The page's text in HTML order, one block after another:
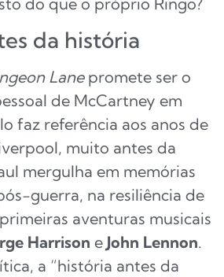
da história
Lanepromete ser o
de McCartney em
faz referência aos anos de
muito antes da
mergulha em memórias
guerra, na resiliência de
aventuras musicais
Harrison e John Lennon.
a “história antes da